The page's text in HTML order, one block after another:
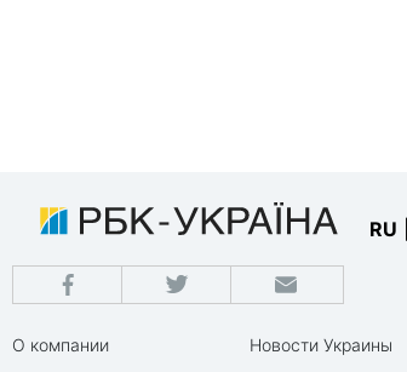
RU
О компании
Новости Украины